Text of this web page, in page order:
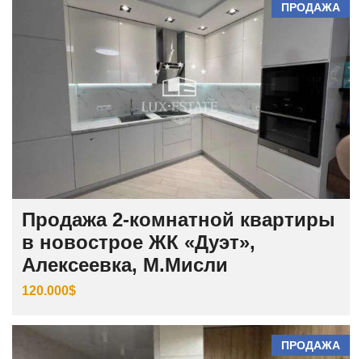
ПРОДАЖА
Продажа 2-комнатной квартиры
в новострое ЖК «Дуэт»,
Алексеевка, М.Мисли
120.000$
ПРОДАЖА